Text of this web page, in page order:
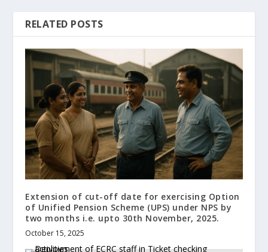
RELATED POSTS
Extension of cut-off date for exercising Option
of Unified Pension Scheme (UPS) under NPS by
two months i.e. upto 30th November, 2025.
October 15, 2025